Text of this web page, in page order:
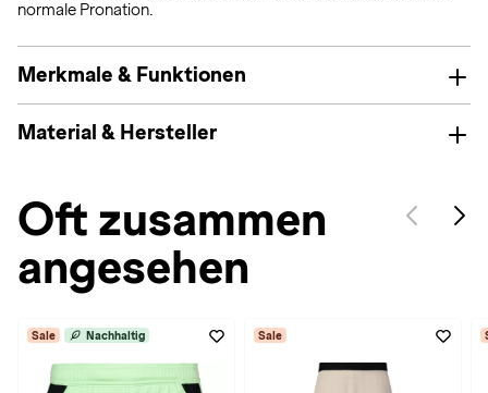
normale Pronation.
Merkmale & Funktionen
Material & Hersteller
Oft zusammen
angesehen
Sale Nachhaltig Sale